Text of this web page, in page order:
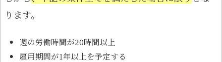
ります。
週の労働時間が20時間以上
雇用期間が1年以上を予定する